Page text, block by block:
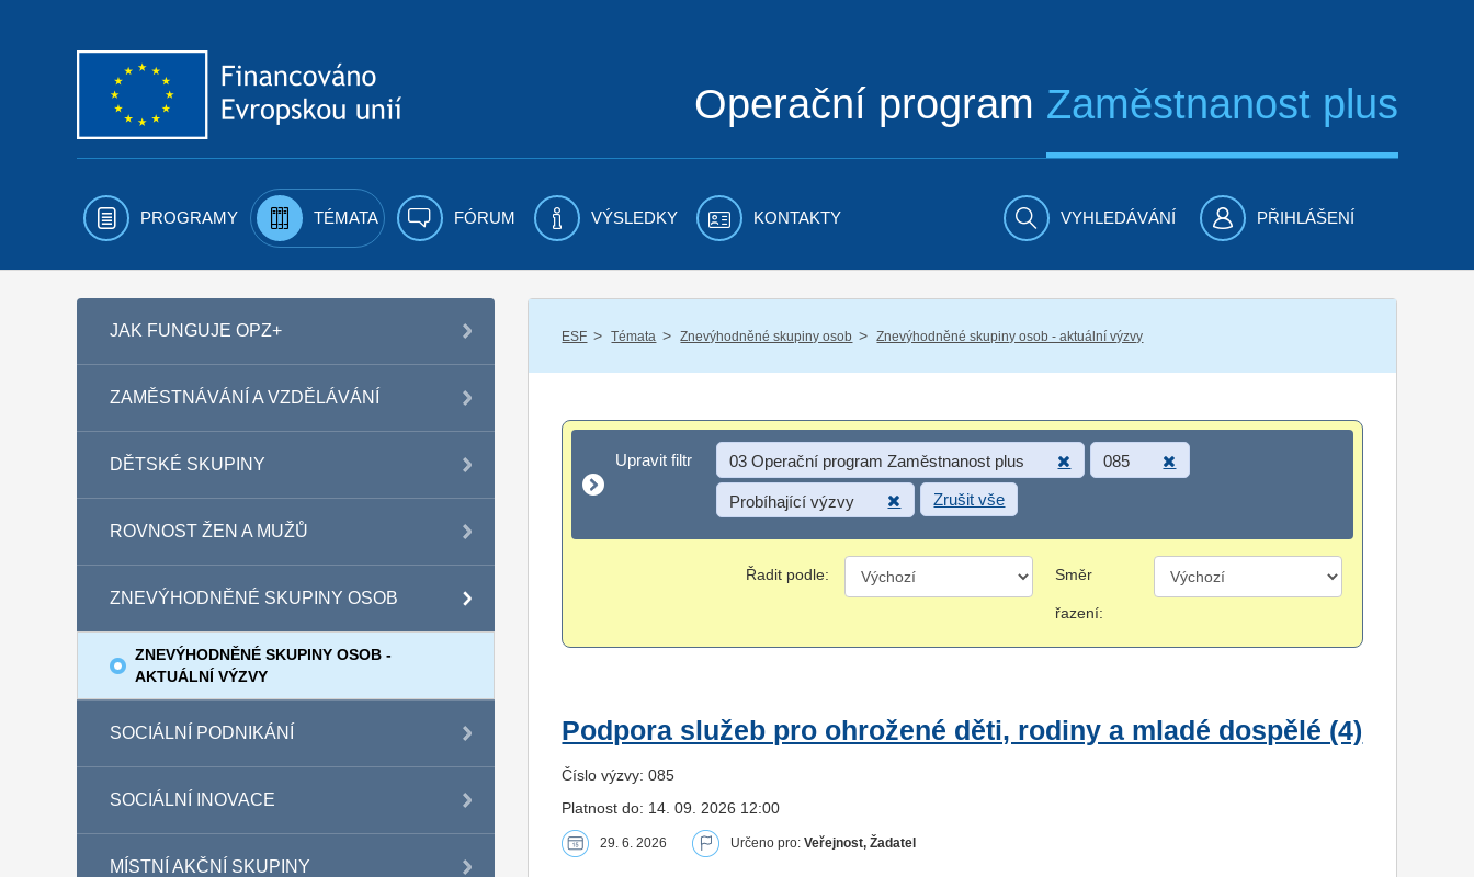
Operační program Zaměstnanost plus
PROGRAMY TÉMATA FÓRUM VÝSLEDKY KONTAKTY VYHLEDÁVÁNÍ PŘIHLÁŠENÍ
JAK FUNGUJE OPZ+
ZAMĚSTNÁVÁNÍ A VZDĚLÁVÁNÍ
DĚTSKÉ SKUPINY
ROVNOST ŽEN A MUŽŮ
ZNEVÝHODNĚNÉ SKUPINY OSOB
ZNEVÝHODNĚNÉ SKUPINY OSOB -
AKTUÁLNÍ VÝZVY
SOCIÁLNÍ PODNIKÁNÍ
SOCIÁLNÍ INOVACE
MÍSTNÍ AKČNÍ SKUPINY
ESF / Témata / Znevýhodněné skupiny osob / Znevýhodněné skupiny osob - aktuální výzvy
Upravit filtr
Upravit filtr 03 Operační program Zaměstnanost plus 085
Probíhající výzvy Zrušit vše
Řadit podle: Směr
řazení:
Podpora služeb pro ohrožené děti, rodiny a mladé dospělé (4)
Číslo výzvy: 085
Platnost do: 14. 09. 2026 12:00
29. 6. 2026 Určeno pro:Veřejnost, Žadatel